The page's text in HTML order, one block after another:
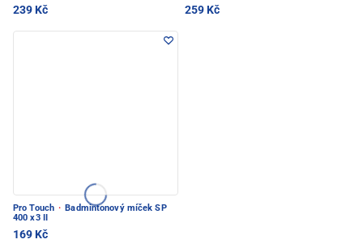
239 Kč 259 Kč
Pro Touch · Badmintonový míček SP
400 x3 II
169 Kč